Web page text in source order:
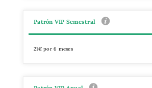
Patrón VIP Semestral
21€ por 6 meses